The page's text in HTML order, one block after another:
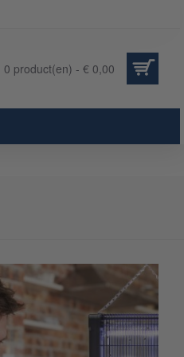
0 product(en) - € 0,00